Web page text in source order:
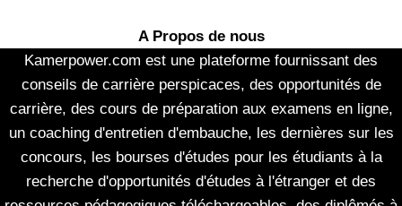
A Propos de nous
Kamerpower.com est une plateforme fournissant des
conseils de carrière perspicaces, des opportunités de
carrière, des cours de préparation aux examens en ligne,
un coaching d'entretien d'embauche, les dernières sur les
concours, les bourses d'études pour les étudiants à la
recherche d'opportunités d'études à l'étranger et des